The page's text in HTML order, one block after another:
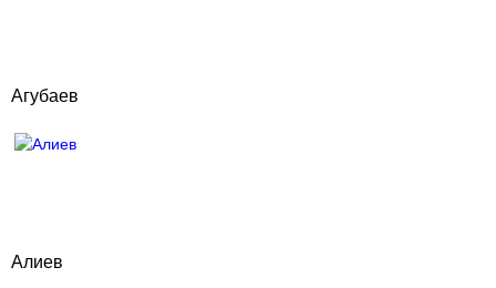
Агубаев
Алиев